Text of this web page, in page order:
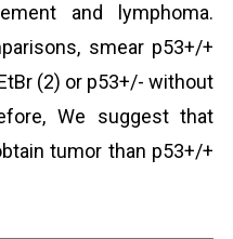
and lymphoma.
smear p53+/+
(2) or p53+/- without
We suggest that
tumor than p53+/+